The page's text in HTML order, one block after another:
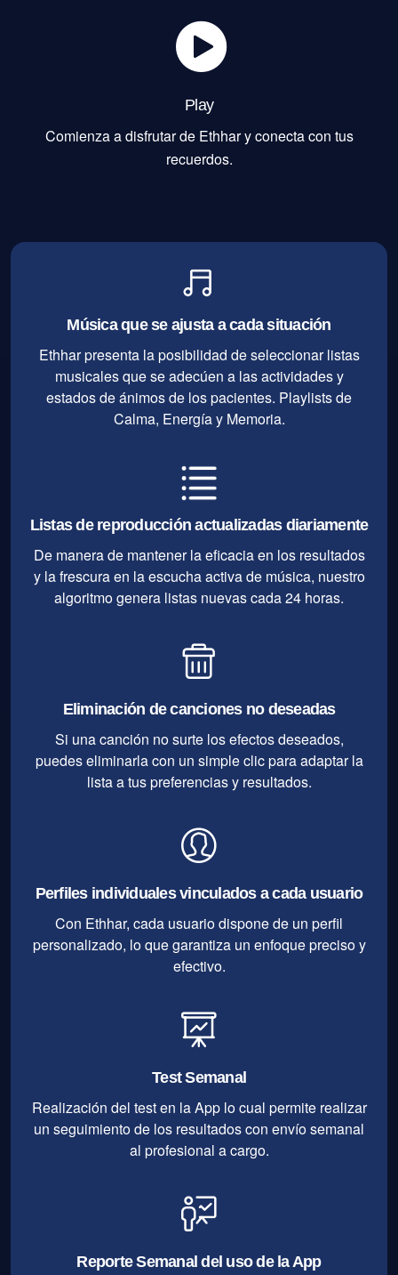
Play
Comienza a disfrutar de Ethhar y conecta con tus
recuerdos.
Música que se ajusta a cada situación
Ethhar presenta la posibilidad de seleccionar listas
musicales que se adecúen a las actividades y
estados de ánimos de los pacientes. Playlists de
Calma, Energía y Memoria.
Listas de reproducción actualizadas diariamente
De manera de mantener la eficacia en los resultados
y la frescura en la escucha activa de música, nuestro
algoritmo genera listas nuevas cada 24 horas.
Eliminación de canciones no deseadas
Si una canción no surte los efectos deseados,
puedes eliminarla con un simple clic para adaptar la
lista a tus preferencias y resultados.
Perfiles individuales vinculados a cada usuario
Con Ethhar, cada usuario dispone de un perfil
personalizado, lo que garantiza un enfoque preciso y
efectivo.
Test Semanal
Realización del test en la App lo cual permite realizar
un seguimiento de los resultados con envío semanal
al profesional a cargo.
Reporte Semanal del uso de la App